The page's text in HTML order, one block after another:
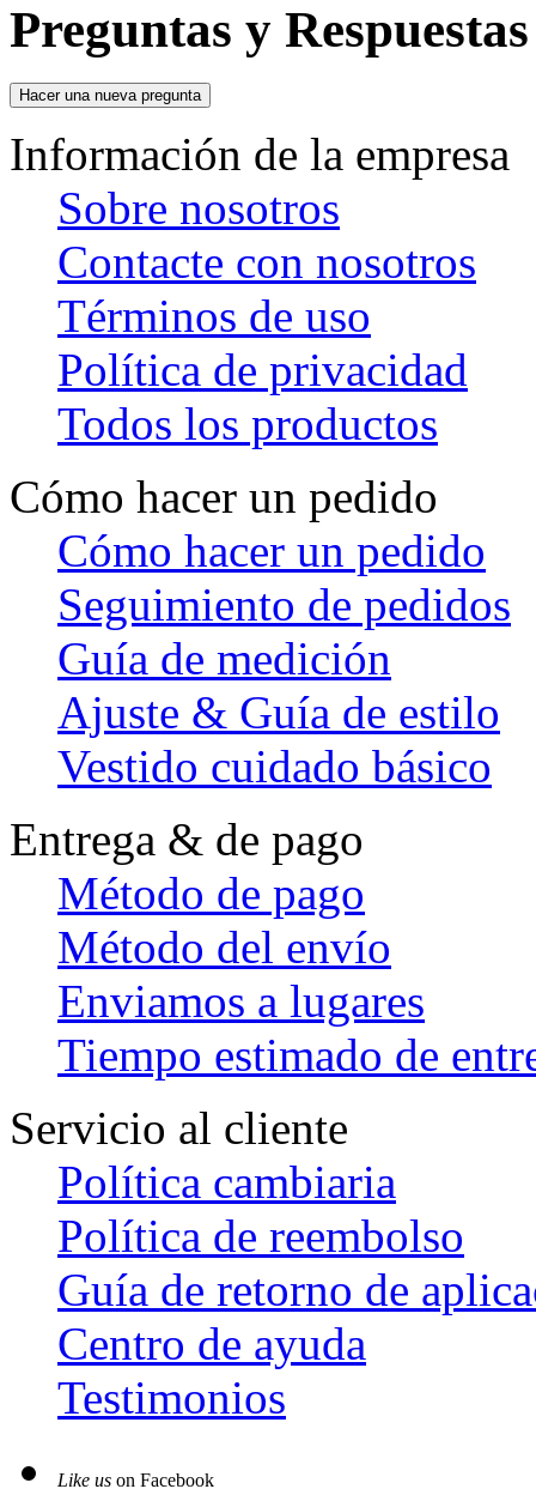
Preguntas y Respuestas
Información de la empresa
Sobre nosotros
Contacte con nosotros
Términos de uso
Política de privacidad
Todos los productos
Cómo hacer un pedido
Cómo hacer un pedido
Seguimiento de pedidos
Guía de medición
Ajuste & Guía de estilo
Vestido cuidado básico
Entrega & de pago
Método de pago
Método del envío
Enviamos a lugares
Tiempo estimado de
Servicio al cliente
Política cambiaria
Política de reembolso
Guía de retorno de
Centro de ayuda
Testimonios
Like us on Facebook